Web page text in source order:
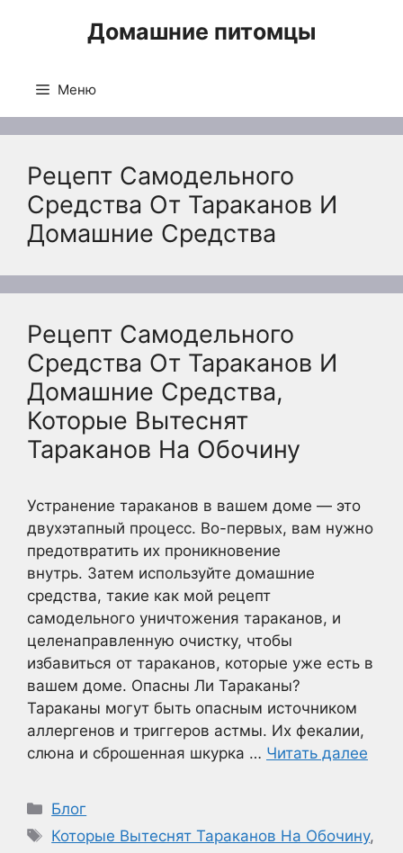
Домашние питомцы
Меню
Рецепт Самодельного
Средства От Тараканов И
Домашние Средства
Рецепт Самодельного
Средства От Тараканов И
Домашние Средства,
Которые Вытеснят
Тараканов На Обочину
Устранение тараканов в вашем доме — это
двухэтапный процесс. Во-первых, вам нужно
предотвратить их проникновение
внутрь. Затем используйте домашние
средства, такие как мой рецепт
самодельного уничтожения тараканов, и
целенаправленную очистку, чтобы
избавиться от тараканов, которые уже есть в
вашем доме. Опасны Ли Тараканы?
Тараканы могут быть опасным источником
аллергенов и триггеров астмы. Их фекалии,
слюна и сброшенная шкурка … Читать далее
Рубрики
Блог
Метки
Которые Вытеснят Тараканов На Обочину,